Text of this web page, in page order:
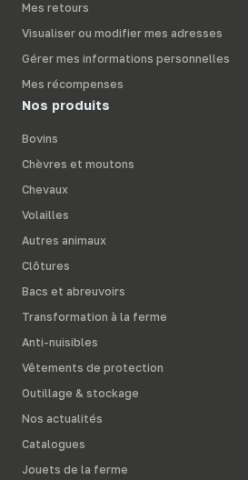
Mes retours
Visualiser ou modifier mes adresses
Gérer mes informations personnelles
Mes récompenses
Nos produits
Bovins
Chèvres et moutons
Chevaux
Volailles
Autres animaux
Clôtures
Bacs et abreuvoirs
Transformation à la ferme
Anti-nuisibles
Vêtements de protection
Outillage & stockage
Nos actualités
Catalogues
Jouets de la ferme